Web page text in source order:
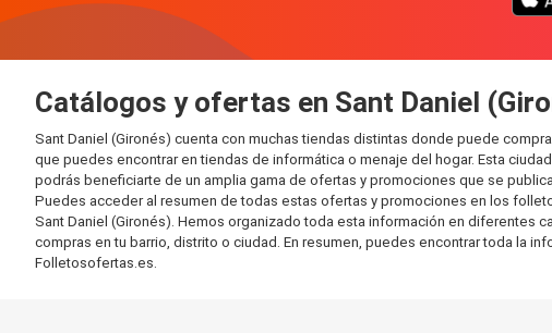
Catálogos y ofertas en Sant Daniel
Sant Daniel (Gironés) cuenta con muchas tiendas distintas donde puede
que puedes encontrar en tiendas de informática o menaje del hogar. Esta
podrás beneficiarte de un amplia gama de ofertas y promociones que se
Puedes acceder al resumen de todas estas ofertas y promociones en los
Sant Daniel (Gironés). Hemos organizado toda esta información en diferentes
compras en tu barrio, distrito o ciudad. En resumen, puedes encontrar toda la
Folletosofertas.es.